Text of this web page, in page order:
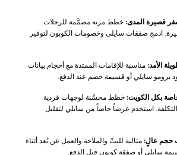
قصيرة المدى: خطط مرنة مصمَّمة للرحلات
ادمج صفقات سايلي وخصومات الكوبون لتوفير
الأمد: مناسبة للإقامات الممتدة مع أحجام بيانات
برومو سايلي أو قسيمة خصم عند الدفع.
بكل الكويت: خطط محسَّنة لوجهات فردية
استخدم عرضاً خاصاً من سايلي لتقليل
حجم عالٍ: مثالية للبثّ والملاحة والعمل عن بُعد أثناء
سايلي أو صفقة كوبون قبل الدفع.